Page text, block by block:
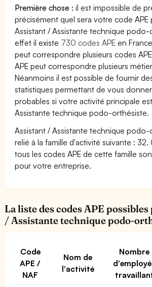
Première chose : il est impossible de
précisément quel sera votre code APE
Assistant / Assistante technique podo-
effet il existe 730 codes APE en
peut correspondre plusieurs codes
APE peut correspondre plusieurs
Néanmoins il est possible de fournir
statistiques permettant de vous
probables si votre activité principale
Assistante technique podo-orthésiste.
Assistant / Assistante technique
relié à la famille d'activité suivante : 32.
tous les codes APE de cette famille
pour votre entreprise.
La liste des codes APE
/ Assistante technique podo-
Code
APE /
NAF
Nom de
l'activité
Nombre